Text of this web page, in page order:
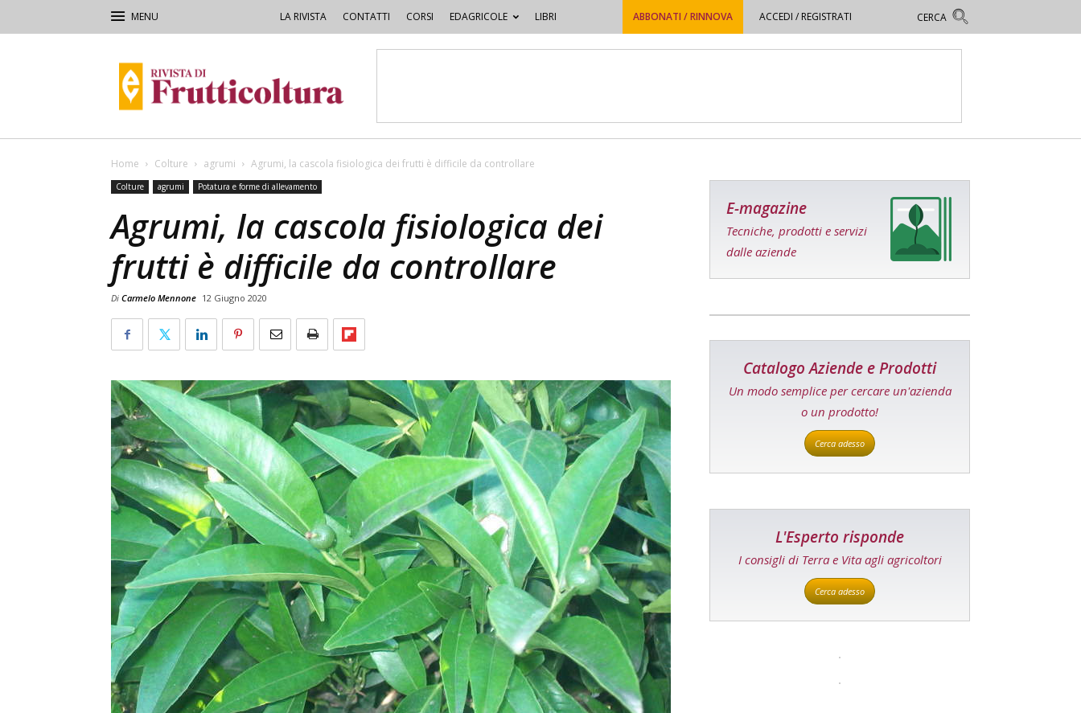
LA RIVISTA CONTATTI CORSI EDAGRICOLE LIBRI ABBONATI / RINNOVA ACCEDI / REGISTRATI
di
Frutticoltura
Home Colture agrumi Agrumi, la cascola fisiologica dei frutti è difficile da controllare
Colture agrumi Potatura e forme di allevamento
Agrumi, la cascola fisiologica dei
frutti è difficile da controllare
Di Carmelo Mennone 12 Giugno 2020
E-magazine
Tecniche, prodotti e servizi
dalle aziende
Catalogo Aziende e Prodotti
Un modo semplice per cercare un'azienda
o un prodotto!
Cerca adesso
L'Esperto risponde
I consigli di Terra e Vita agli agricoltori
Cerca adesso